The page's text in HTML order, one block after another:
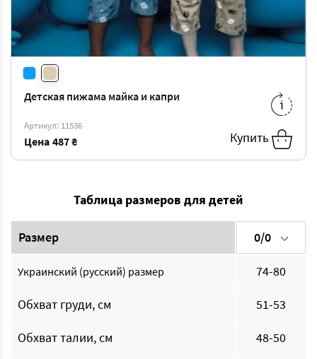
Детская пижама майка и капри
Артикул: 11536
Цена 487 ₴ Купить
2/3
Таблица размеров для детей
Размер 0/0
Украинский (русский) размер 74-80
Обхват груди, см 51-53
Обхват талии, см 48-50